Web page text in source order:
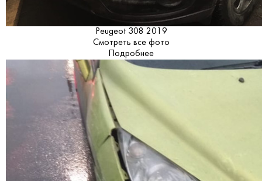
Peugeot 308 2019
Смотреть все фото
Подробнее